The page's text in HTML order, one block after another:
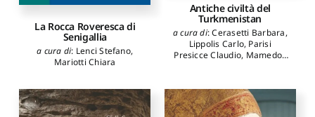
La Rocca Roveresca di
Senigallia
a cura di: Lenci Stefano,
Mariotti Chiara
Antiche civiltà del
Turkmenistan
a cura di:Cerasetti Barbara,
Lippolis Carlo, Parisi
Presicce Claudio, Mamedov